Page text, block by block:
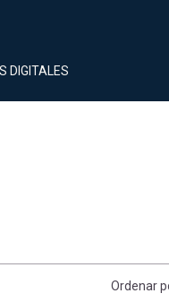
DIGITALES
Ordenar